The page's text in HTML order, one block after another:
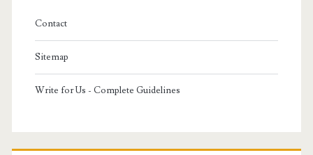
Contact
Sitemap
Write for Us - Complete Guidelines